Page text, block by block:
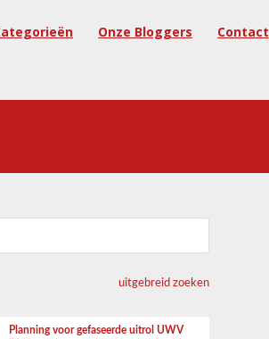
Onze Bloggers Contact
uitgebreid zoeken
Planning voor gefaseerde uitrol UWV